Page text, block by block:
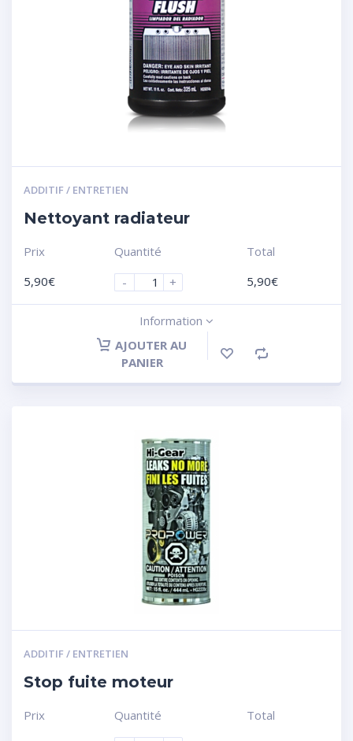
ADDITIF / ENTRETIEN
Nettoyant radiateur
Prix
5,90€
Quantité
-
+
Total
5,90€
Information
AJOUTER AU
PANIER
ADDITIF / ENTRETIEN
Stop fuite moteur
Prix
Quantité
Total